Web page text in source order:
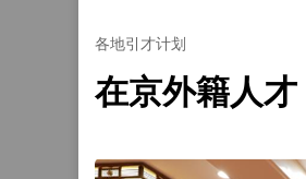
各地引才计划
在京外籍人